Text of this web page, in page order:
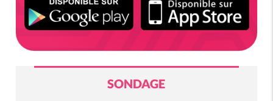
SONDAGE